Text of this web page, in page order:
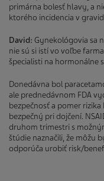
primárna bolesť hlavy, a
ktorého incidencia v
David: Gynekológovia sa
nie sú si istí vo voľbe
špecialisti na hormonálne
Donedávna bol
ale prednedávnom FDA
bezpečnosť a pomer
bezpečný pri dojčení.
druhom trimestri s
štúdie naznačili, že môžu
odporúča urobiť risk/